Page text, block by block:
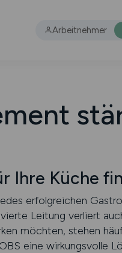
Arbeitnehmer
Ihre Küche
erfolgreichen
Leitung verliert
möchten, stehen
eine wirkungsvolle